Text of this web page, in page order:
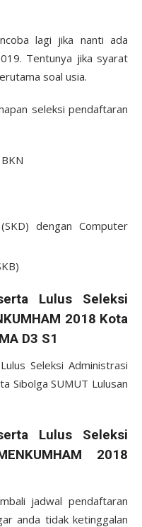
lagi jika nanti ada
Tentunya jika syarat
soal usia.
seleksi pendaftaran
dengan Computer
Lulus Seleksi
2018 Kota
D3 S1
Lulus Seleksi
2018
jadwal pendaftaran
anda tidak ketinggalan